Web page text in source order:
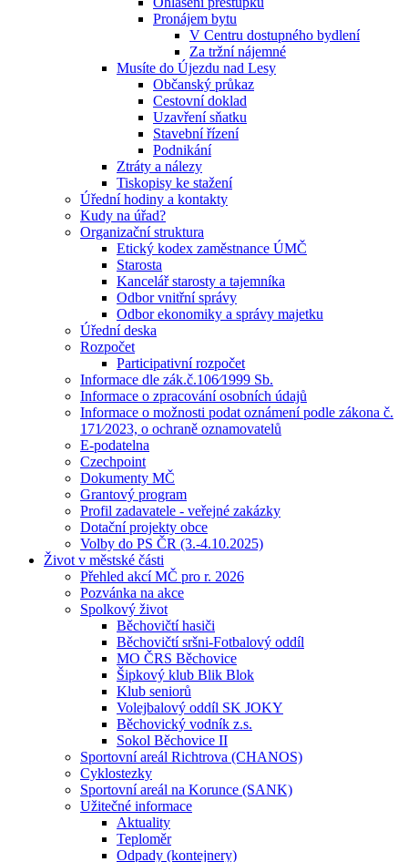
Pronájem bytu
V Centru dostupného bydlení
Za tržní nájemné
Musíte do Újezdu nad Lesy
Občanský průkaz
Cestovní doklad
Uzavření sňatku
Stavební řízení
Podnikání
Ztráty a nálezy
Tiskopisy ke stažení
Úřední hodiny a kontakty
Kudy na úřad?
Organizační struktura
Etický kodex zaměstnance ÚMČ
Starosta
Kancelář starosty a tajemníka
Odbor vnitřní správy
Odbor ekonomiky a správy majetku
Úřední deska
Rozpočet
Participativní rozpočet
Informace dle zák.č.106⁄1999 Sb.
Informace o zpracování osobních údajů
Informace o možnosti podat oznámení podle zákona č.
171⁄2023, o ochraně oznamovatelů
E-podatelna
Czechpoint
Dokumenty MČ
Grantový program
Profil zadavatele - veřejné zakázky
Dotační projekty obce
Volby do PS ČR (3.-4.10.2025)
Život v městské části
Přehled akcí MČ pro r. 2026
Pozvánka na akce
Spolkový život
Běchovičtí hasiči
Běchovičtí sršni-Fotbalový oddíl
MO ČRS Běchovice
Šipkový klub Blik Blok
Klub seniorů
Volejbalový oddíl SK JOKY
Běchovický vodník z.s.
Sokol Běchovice II
Sportovní areál Richtrova (CHANOS)
Cyklostezky
Sportovní areál na Korunce (SANK)
Užitečné informace
Aktuality
Teploměr
Odpady (kontejnery)